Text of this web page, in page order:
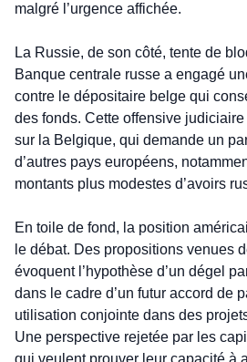
malgré l’urgence affichée.
La Russie, de son côté, tente de
Banque centrale russe a engagé
contre le dépositaire belge qui
des fonds. Cette offensive
sur la Belgique, qui demande un
d’autres pays européens,
montants plus modestes d’avoirs
En toile de fond, la position
le débat. Des propositions venues
évoquent l’hypothèse d’un dégel
dans le cadre d’un futur accord de
utilisation conjointe dans des
Une perspective rejetée par les
qui veulent prouver leur capacité à